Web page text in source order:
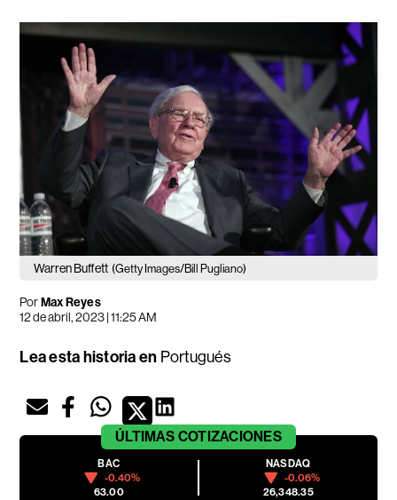
Warren Buffett (Getty Images/Bill Pugliano)
PorMax Reyes
12 de abril, 2023 | 11:25 AM
Lea esta historia en Portugués
ÚLTIMAS COTIZACIONES
BAC
-0.40%
63.00
NASDAQ
-0.06%
26,348.35